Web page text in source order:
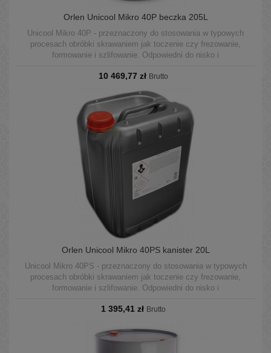
Orlen Unicool Mikro 40P beczka 205L
Unicool Mikro 40P - przeznaczony do stosowania w typowych
procesach obróbki skrawaniem jak toczenie czy frezowanie,
formowanie i szlifowanie. Odpowiedni do nisko i
układach centralnych oraz w pojedynczych maszynach.
10 469,77 zł Brutto
Orlen Unicool Mikro 40PS kanister 20L
Unicool Mikro 40PS - przeznaczony do stosowania w typowych
procesach obróbki skrawaniem jak toczenie czy frezowanie,
formowanie i szlifowanie. Odpowiedni do nisko i
układach centralnych oraz w pojedynczych maszynach.
1 395,41 zł Brutto